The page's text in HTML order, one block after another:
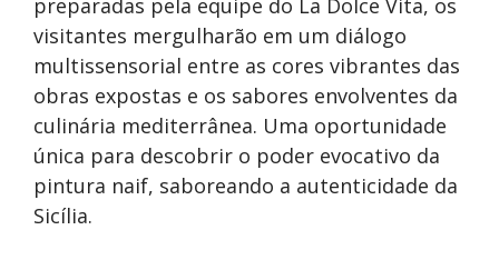
preparadas pela equipe do La Dolce Vita, os
visitantes mergulharão em um diálogo
multissensorial entre as cores vibrantes das
obras expostas e os sabores envolventes da
culinária mediterrânea. Uma oportunidade
única para descobrir o poder evocativo da
pintura naif, saboreando a autenticidade da
Sicília.